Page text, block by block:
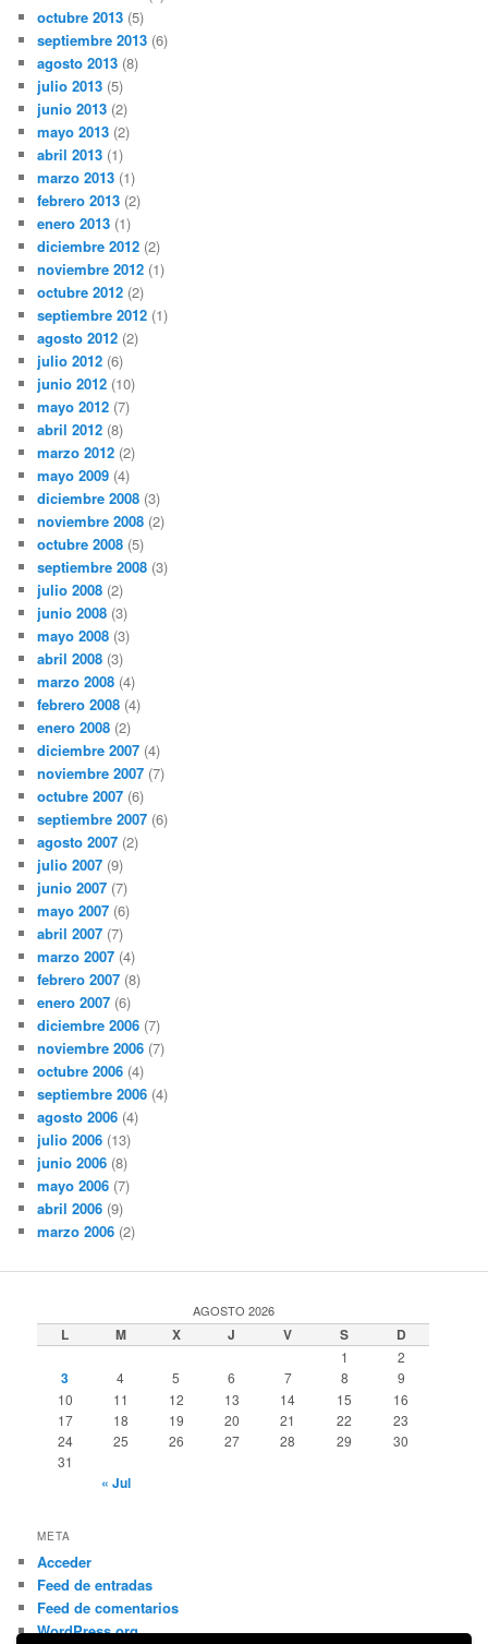
octubre 2013 (5)
septiembre 2013 (6)
agosto 2013 (8)
julio 2013 (5)
junio 2013 (2)
mayo 2013 (2)
abril 2013 (1)
marzo 2013 (1)
febrero 2013 (2)
enero 2013 (1)
diciembre 2012 (2)
noviembre 2012 (1)
octubre 2012 (2)
septiembre 2012 (1)
agosto 2012 (2)
julio 2012 (6)
junio 2012 (10)
mayo 2012 (7)
abril 2012 (8)
marzo 2012 (2)
mayo 2009 (4)
diciembre 2008 (3)
noviembre 2008 (2)
octubre 2008 (5)
septiembre 2008 (3)
julio 2008 (2)
junio 2008 (3)
mayo 2008 (3)
abril 2008 (3)
marzo 2008 (4)
febrero 2008 (4)
enero 2008 (2)
diciembre 2007 (4)
noviembre 2007 (7)
octubre 2007 (6)
septiembre 2007 (6)
agosto 2007 (2)
julio 2007 (9)
junio 2007 (7)
mayo 2007 (6)
abril 2007 (7)
marzo 2007 (4)
febrero 2007 (8)
enero 2007 (6)
diciembre 2006 (7)
noviembre 2006 (7)
octubre 2006 (4)
septiembre 2006 (4)
agosto 2006 (4)
julio 2006 (13)
junio 2006 (8)
mayo 2006 (7)
abril 2006 (9)
marzo 2006 (2)
AGOSTO 2026
L M X J V S D
1 2
3 4 5 6 7 8
9
10
11 12 13 14 15
16
17
18 19 20 21 22
23
24
25 26 27 28 29
30
31
« Jul
META
Acceder
Feed de entradas
Feed de comentarios
WordPress.org